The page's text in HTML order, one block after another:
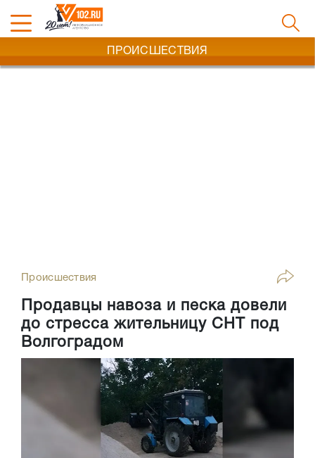
ПРОИСШЕСТВИЯ
Происшествия
Продавцы навоза и песка довели
до стресса жительницу СНТ под
Волгоградом